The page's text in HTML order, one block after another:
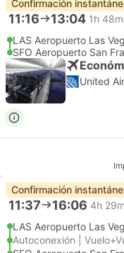
Confirmación
11:16 13:04 1h 48m
LAS Aeropuerto Las
SFO Aeropuerto San
United
Confirmación
11:37 16:06 4h 29m
LAS Aeropuerto Las
Autoconexión |